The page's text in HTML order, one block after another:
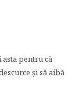
pentru că
și să aibă